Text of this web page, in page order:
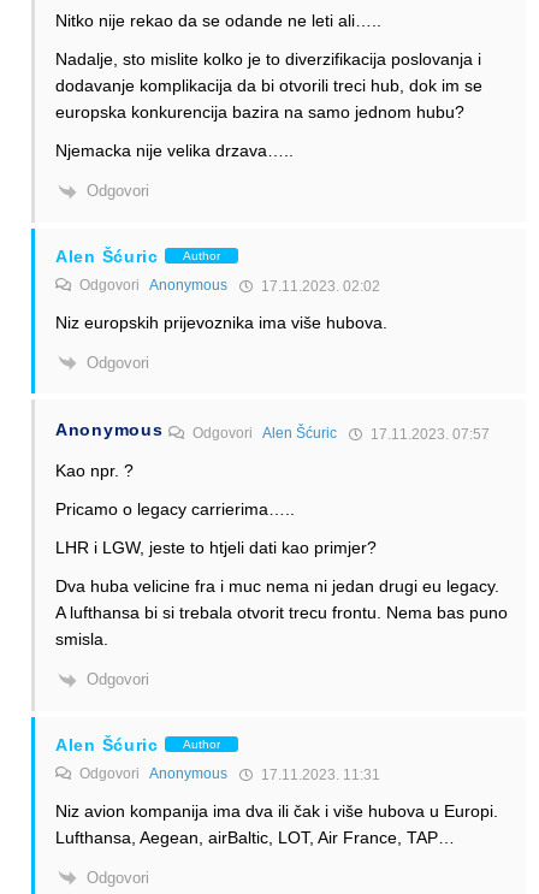
Nitko nije rekao da se odande ne leti ali…..
Nadalje, sto mislite kolko je to diverzifikacija poslovanja i
dodavanje komplikacija da bi otvorili treci hub, dok im se
europska konkurencija bazira na samo jednom hubu?
Njemacka nije velika drzava…..
Odgovori
Alen Šćuric Author
Odgovori Anonymous 17.11.2023. 02:02
Niz europskih prijevoznika ima više hubova.
Odgovori
Anonymous OdgovoriAlen Šćuric 17.11.2023. 07:57
Kao npr. ?
Pricamo o legacy carrierima…..
LHR i LGW, jeste to htjeli dati kao primjer?
Dva huba velicine fra i muc nema ni jedan drugi eu legacy.
A lufthansa bi si trebala otvorit trecu frontu. Nema bas puno
smisla.
Odgovori
Alen Šćuric Author
Odgovori Anonymous 17.11.2023. 11:31
Niz avion kompanija ima dva ili čak i više hubova u Europi.
Lufthansa, Aegean, airBaltic, LOT, Air France, TAP…
Odgovori